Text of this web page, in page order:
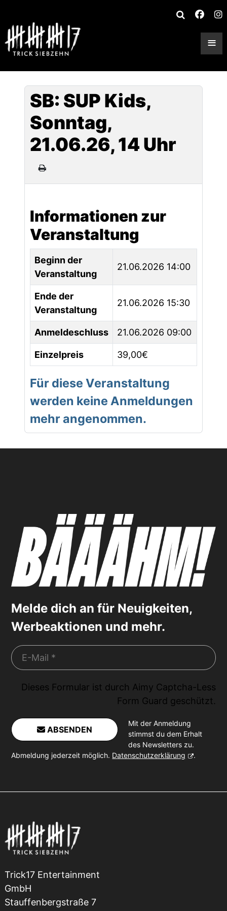
≡
SB: SUP Kids,
Sonntag,
21.06.26, 14 Uhr
Informationen zur
Veranstaltung
Beginn der
Veranstaltung
21.06.2026 14:00
Ende der
Veranstaltung
21.06.2026 15:30
Anmeldeschluss 21.06.2026 09:00
Einzelpreis 39,00€
Für diese Veranstaltung
werden keine Anmeldungen
mehr angenommen.
Melde dich an für Neuigkeiten,
Werbeaktionen und mehr.
Dieses Formular ist durch Aimy Captcha-Less
Form Guard geschützt.
ABSENDEN
Mit der Anmeldung
stimmst du dem Erhalt
des Newsletters zu.
Abmeldung jederzeit möglich. Datenschutzerklärung .
Trick17 Entertainment
GmbH
Stauffenbergstraße 7